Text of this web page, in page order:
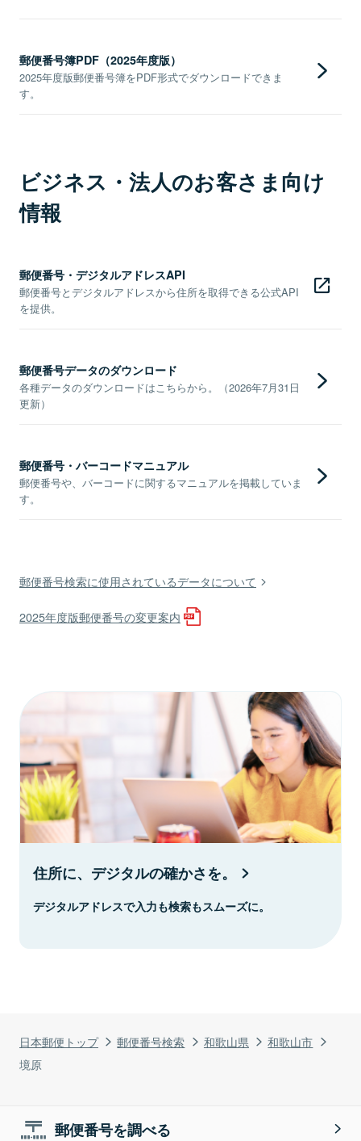
日本郵便トップ 郵便番号検索 和歌山県
和歌山市
境原
郵便番号簿PDF（2025年度版）
2025年度版郵便番号簿をPDF形式でダウンロードできま
す。
ビジネス・法人のお客さま向け
情報
郵便番号・デジタルアドレスAPI
郵便番号とデジタルアドレスから住所を取得できる公式API
を提供。
郵便番号データのダウンロード
各種データのダウンロードはこちらから。（2026年7月31日
更新）
郵便番号・バーコードマニュアル
郵便番号や、バーコードに関するマニュアルを掲載していま
す。
郵便番号検索に使用されているデータについて
2025年度版郵便番号の変更案内
住所に、デジタルの確かさを。
デジタルアドレスで入力も検索もスムーズに。
郵便番号を調べる